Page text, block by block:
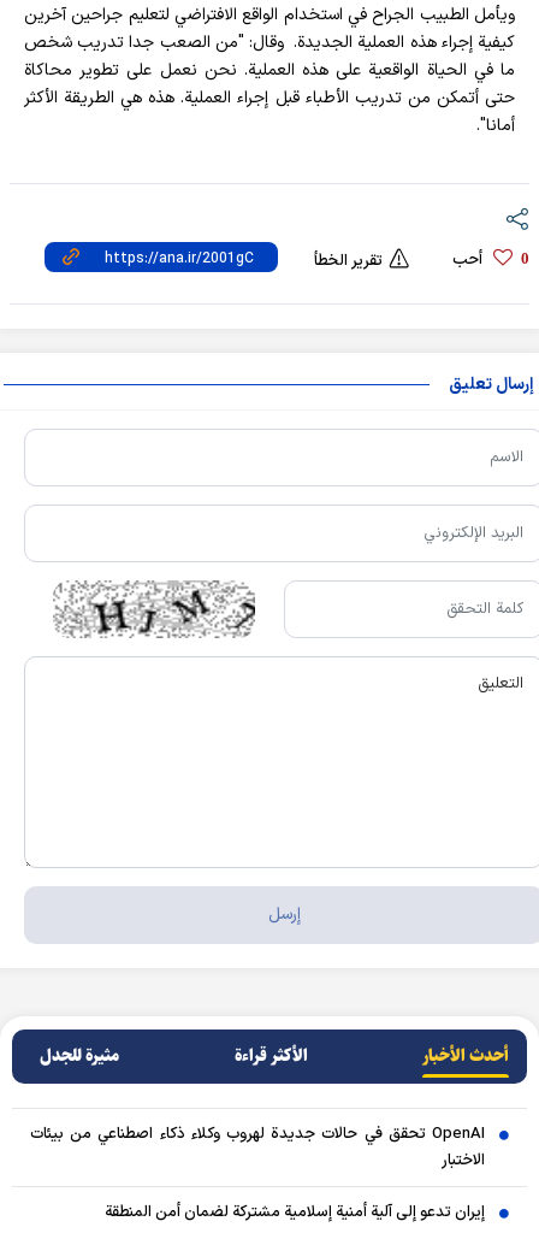
ويأمل الطبيب الجراح في استخدام الواقع الافتراضي لتعليم جراحين آخرين
كيفية إجراء هذه العملية الجديدة. وقال: "من الصعب جدا تدريب شخص
ما في الحياة الواقعية على هذه العملية. نحن نعمل على تطوير محاكاة
حتى أتمكن من تدريب الأطباء قبل إجراء العملية. هذه هي الطريقة الأكثر
أمانا".
0 أحب تقرير الخطأ
إرسال تعليق
أحدث الأخبار الأکثر قراءة مثيرة للجدل
OpenAI تحقق في حالات جديدة لهروب وكلاء ذكاء اصطناعي من بيئات
الاختبار
إيران تدعو إلى آلية أمنية إسلامية مشتركة لضمان أمن المنطقة